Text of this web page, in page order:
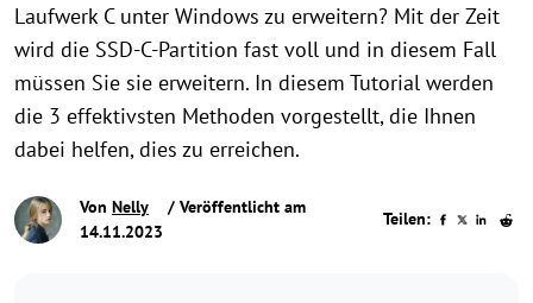
Laufwerk C unter Windows zu erweitern? Mit der Zeit
wird die SSD-C-Partition fast voll und in diesem Fall
müssen Sie sie erweitern. In diesem Tutorial werden
die 3 effektivsten Methoden vorgestellt, die Ihnen
dabei helfen, dies zu erreichen.
Von Nelly
/ Veröffentlicht am
14.11.2023
Teilen: